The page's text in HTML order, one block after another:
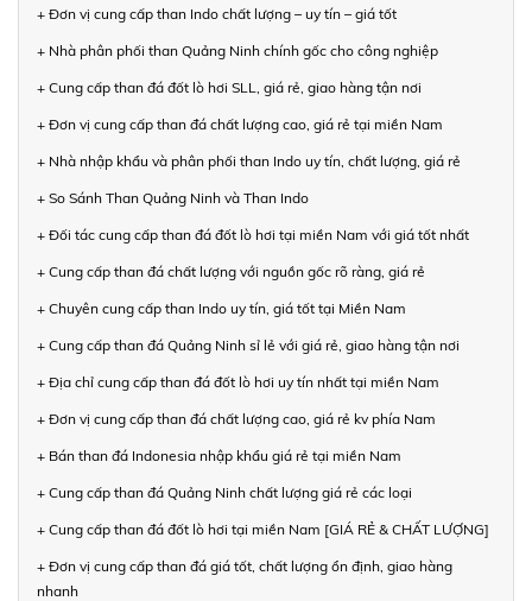
+ Đơn vị cung cấp than Indo chất lượng – uy tín – giá tốt
+ Nhà phân phối than Quảng Ninh chính gốc cho công nghiệp
+ Cung cấp than đá đốt lò hơi SLL, giá rẻ, giao hàng tận nơi
+ Đơn vị cung cấp than đá chất lượng cao, giá rẻ tại miền Nam
+ Nhà nhập khẩu và phân phối than Indo uy tín, chất lượng, giá rẻ
+ So Sánh Than Quảng Ninh và Than Indo
+ Đối tác cung cấp than đá đốt lò hơi tại miền Nam với giá tốt nhất
+ Cung cấp than đá chất lượng với nguồn gốc rõ ràng, giá rẻ
+ Chuyên cung cấp than Indo uy tín, giá tốt tại Miền Nam
+ Cung cấp than đá Quảng Ninh sỉ lẻ với giá rẻ, giao hàng tận nơi
+ Địa chỉ cung cấp than đá đốt lò hơi uy tín nhất tại miền Nam
+ Đơn vị cung cấp than đá chất lượng cao, giá rẻ kv phía Nam
+ Bán than đá Indonesia nhập khẩu giá rẻ tại miền Nam
+ Cung cấp than đá Quảng Ninh chất lượng giá rẻ các loại
+ Cung cấp than đá đốt lò hơi tại miền Nam [GIÁ RẺ & CHẤT LƯỢNG]
+ Đơn vị cung cấp than đá giá tốt, chất lượng ổn định, giao hàng
nhanh